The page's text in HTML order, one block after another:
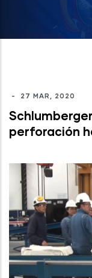
- 27 MAR, 2020
perforación